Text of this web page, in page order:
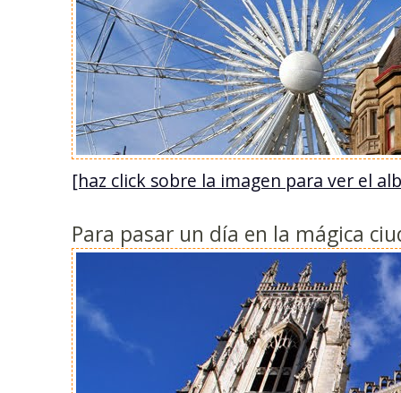
[haz click sobre la imagen para ver el
Para pasar un día en la mágica